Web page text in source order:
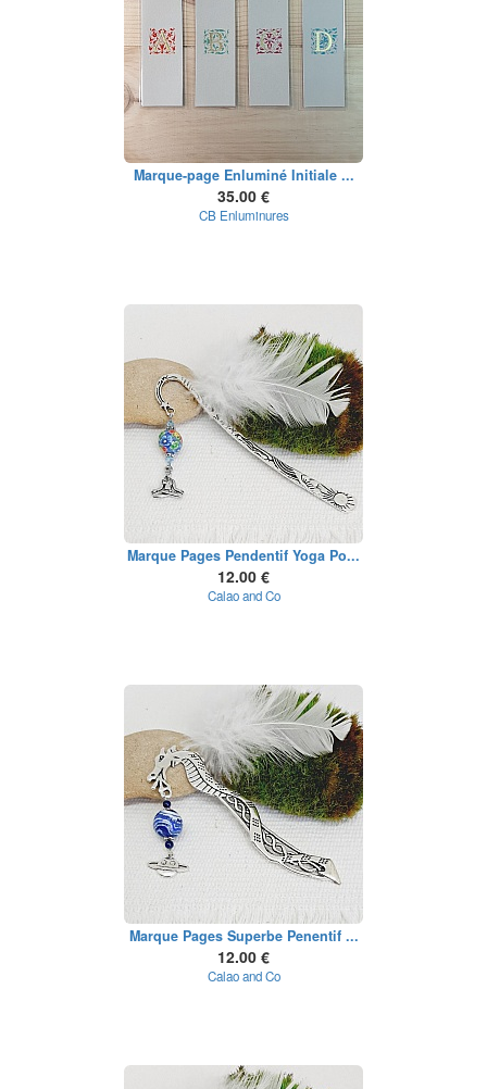
Marque-page Enluminé Initiale ...
35.00 €
CB Enluminures
Marque Pages Pendentif Yoga Po...
12.00 €
Calao and Co
Marque Pages Superbe Penentif ...
12.00 €
Calao and Co